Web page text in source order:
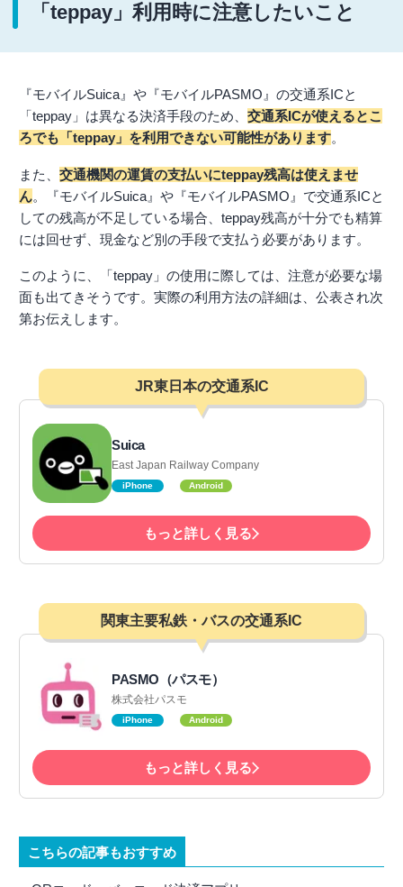
「teppay」利用時に注意したいこと
『モバイルSuica』や『モバイルPASMO』の交通系ICと
「teppay」は異なる決済手段のため、 交通系ICが使えるとこ
ろでも「teppay」を利用できない可能性があります。
また、 交通機関の運賃の支払いにteppay残高は使えませ
ん。『モバイルSuica』や『モバイルPASMO』で交通系ICと
しての残高が不足している場合、teppay残高が十分でも精算
には回せず、現金など別の手段で支払う必要があります。
このように、「teppay」の使用に際しては、注意が必要な場
面も出てきそうです。実際の利用方法の詳細は、公表され次
第お伝えします。
JR東日本の交通系IC
Suica
East Japan Railway Company
iPhone Android
もっと詳しく見る
関東主要私鉄・バスの交通系IC
PASMO（パスモ）
株式会社パスモ
iPhone Android
もっと詳しく見る
こちらの記事もおすすめ